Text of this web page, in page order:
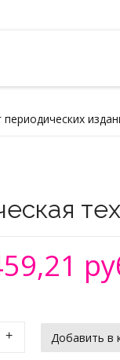
периодических
+